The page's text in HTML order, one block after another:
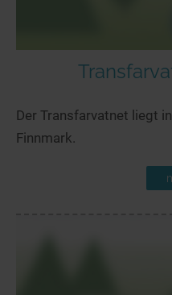
Der Transfarvatnet liegt
Finnmark.